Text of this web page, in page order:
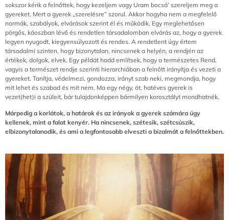
sokszor kérik a felnőttek, hogy kezeljem vagy Uram bocsá’ szereljem meg a
gyereket. Mert a gyerek „szerelésre” szorul. Akkor hogyha nem a megfelelő
normák, szabályok, elvárások szerint él és működik. Egy meglehetősen
pörgős, káoszban lévő és rendetlen társadalomban elvárás az, hogy a gyerek
legyen nyugodt, kiegyensúlyozott és rendes. A rendetlent úgy értem
társadalmi szinten, hogy bizonytalan, nincsenek a helyén, a rendjén az
értékek, dolgok, elvek. Egy példát hadd említsek, hogy a természetes Rend,
vagyis a természet rendje szerinti hierarchiában a felnőtt irányítja és vezeti a
gyereket. Tanítja, védelmezi, gondozza, irányt szab neki, megmondja, hogy
mit lehet és szabad és mit nem. Ma egy négy, öt, hatéves gyerek is
vezet(het)i a szüleit, bár tulajdonképpen bármilyen korosztályt mondhatnék.
Márpedig a korlátok, a határok és az irányok a gyerek számára úgy
kellenek, mint a falat kenyér. Ha nincsenek, szétesik, szétcsúszik,
elbizonytalanodik, és ami a legfontosabb elveszti a bizalmát a felnőttekben.